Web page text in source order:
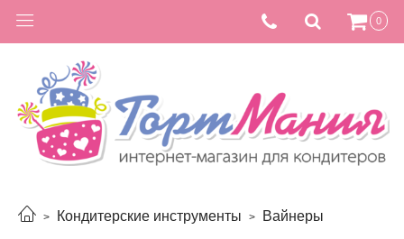
0
Кондитерские инструменты Вайнеры